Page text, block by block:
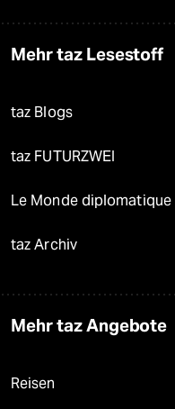
Mehr taz Lesestoff
taz Blogs
taz FUTURZWEI
Le Monde diplomatique
taz Archiv
Mehr taz Angebote
Reisen